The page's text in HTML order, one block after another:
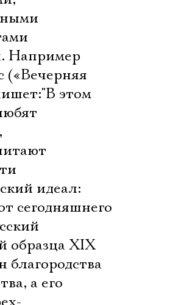

Например
(«Вечерняя
этом
идеал:
сегодняшнего
образца XIX
благородства
а его